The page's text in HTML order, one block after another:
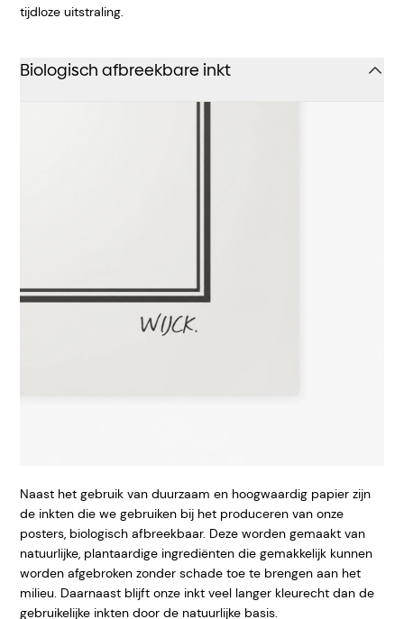
tijdloze uitstraling.
Biologisch afbreekbare inkt
Naast het gebruik van duurzaam en hoogwaardig papier zijn
de inkten die we gebruiken bij het produceren van onze
posters, biologisch afbreekbaar. Deze worden gemaakt van
natuurlijke, plantaardige ingrediënten die gemakkelijk kunnen
worden afgebroken zonder schade toe te brengen aan het
milieu. Daarnaast blijft onze inkt veel langer kleurecht dan de
gebruikelijke inkten door de natuurlijke basis.